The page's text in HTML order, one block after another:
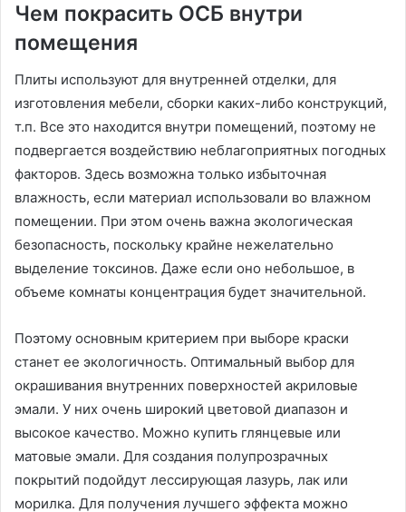
Чем покрасить ОСБ внутри
помещения
Плиты используют для внутренней отделки, для
изготовления мебели, сборки каких-либо конструкций,
т.п. Все это находится внутри помещений, поэтому не
подвергается воздействию неблагоприятных погодных
факторов. Здесь возможна только избыточная
влажность, если материал использовали во влажном
помещении. При этом очень важна экологическая
безопасность, поскольку крайне нежелательно
выделение токсинов. Даже если оно небольшое, в
объеме комнаты концентрация будет значительной.
Поэтому основным критерием при выборе краски
станет ее экологичность. Оптимальный выбор для
окрашивания внутренних поверхностей акриловые
эмали. У них очень широкий цветовой диапазон и
высокое качество. Можно купить глянцевые или
матовые эмали. Для создания полупрозрачных
покрытий подойдут лессирующая лазурь, лак или
морилка. Для получения лучшего эффекта можно